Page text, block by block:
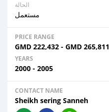
الحالة
مستعمل
PRICE RANGE
GMD 222,432 - GMD 265,811
YEARS
2000 - 2005
CONTACT NAME
Sheikh sering Sanneh